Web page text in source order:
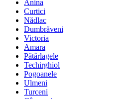
Anina
Curtici
Nădlac
Dumbrăveni
Victoria
Amara
Pătârlagele
Techirghiol
Pogoanele
Ulmeni
Turceni